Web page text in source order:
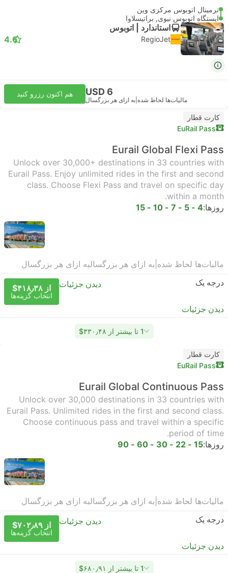
ترمینال اتوبوس مرکزی وین
ایستگاه اتوبوس نیوی, براتیسلاوا
استاندارد | اتوبوس
RegioJet
4.6
USD 6
مالیات‌ها لحاظ شده به ازای هر بزرگسال
هم اکنون رزرو کنید
کارت قطار
EuRail Pass
Eurail Global Flexi Pass
Unlock over 30,000+ destinations in 33 countries with
Eurail Pass. Enjoy unlimited rides in the first and second
class. Choose Flexi Pass and travel on specific day
within a month.
روزها:4 - 5 - 7 - 10 - 15
مالیات‌ها لحاظ شده به ازای هر بزرگسالبه ازای هر بزرگسال
درجه یک
دیدن جزئیات از ‎$۴۱۸٫۳۸
انتخاب گزینه‌ها
دیدن جزئیات
1 تا بیشتر از ‎$۳۳۰٫۴۸
کارت قطار
EuRail Pass
Eurail Global Continuous Pass
Unlock over 30,000 destinations in 33 countries with
Eurail Pass. Unlimited rides in the first and second class.
Choose continuous pass and travel within a specific
period of time.
روزها:15 - 22 - 30 - 60 - 90
مالیات‌ها لحاظ شده به ازای هر بزرگسالبه ازای هر بزرگسال
درجه یک
دیدن جزئیات از ‎$۷۰۲٫۸۹
انتخاب گزینه‌ها
دیدن جزئیات
1 تا بیشتر از ‎$۶۸۰٫۹۱